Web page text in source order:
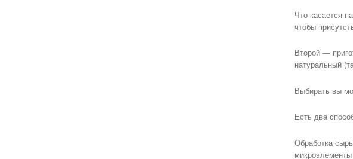
Что касается
чтобы
Второй —
натуральный
Выбирать вы
Есть два
Обработка
микроэлементы